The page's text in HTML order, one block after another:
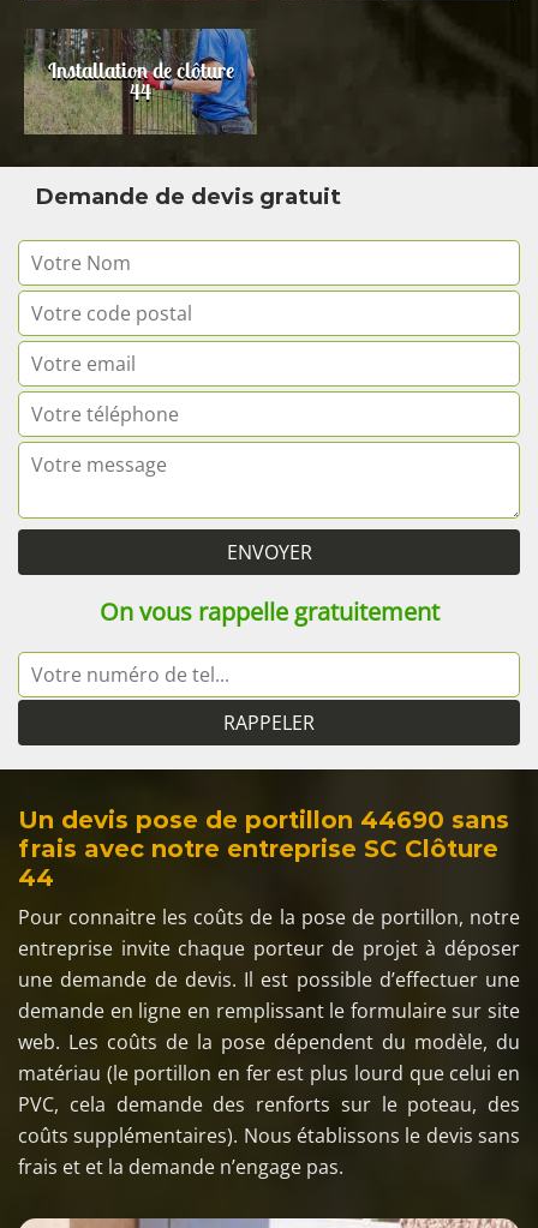
Installation de clôture
44
Demande de devis gratuit
On vous rappelle gratuitement
Un devis pose de portillon 44690 sans
frais avec notre entreprise SC Clôture
44
Pour connaitre les coûts de la pose de portillon, notre
entreprise invite chaque porteur de projet à déposer
une demande de devis. Il est possible d’effectuer une
demande en ligne en remplissant le formulaire sur site
web. Les coûts de la pose dépendent du modèle, du
matériau (le portillon en fer est plus lourd que celui en
PVC, cela demande des renforts sur le poteau, des
coûts supplémentaires). Nous établissons le devis sans
frais et et la demande n’engage pas.